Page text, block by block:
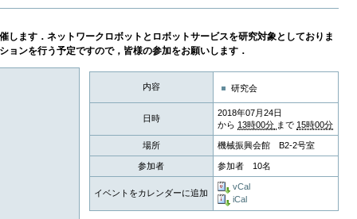
ます．ネットワークロボットとロボットサービスを研究対象としておりま
ンを行う予定ですので，皆様の参加をお願いします．
内容 研究会
日時
2018年07月24日
から 13時00分 まで 15時00分
場所 機械振興会館 B2-2号室
参加者 参加者 10名
イベントをカレンダーに追加
vCal
iCal